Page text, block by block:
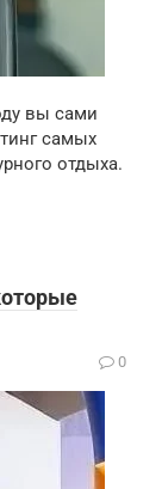
вы сами
самых
отдыха.
0